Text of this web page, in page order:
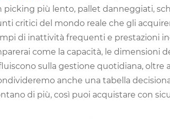
picking più lento, pallet danneggiati,
critici del mondo reale che gli
di inattività frequenti e prestazioni
come la capacità, le dimensioni
sulla gestione quotidiana, oltre
anche una tabella
di più, così puoi acquistare con